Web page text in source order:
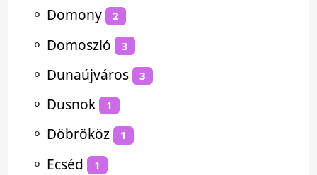
⚬ Domony 2
⚬ Domoszló 3
⚬ Dunaújváros 3
⚬ Dusnok 1
⚬ Döbrököz 1
⚬ Ecséd 1